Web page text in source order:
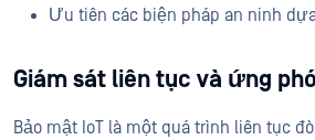
Ưu tiên các biện pháp an ninh
Giám sát liên tục và ứng
Bảo mật IoT là một quá trình liên tục